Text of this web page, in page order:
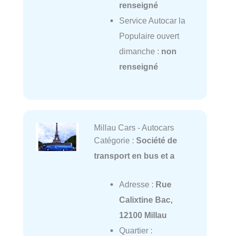
renseigné
Service Autocar la
Populaire ouvert
dimanche : non
renseigné
Millau Cars - Autocars
Catégorie : Société de
transport en bus et a
Adresse : Rue
Calixtine Bac,
12100 Millau
Quartier :